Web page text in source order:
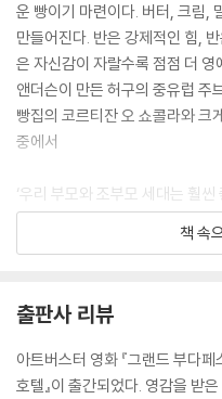
운 빵이기 마련이다. 버터, 크림,
만들어진다. 반은 강제적인 힘,
은 자신감이 자랄수록 점점 더
앤더슨이 만든 허구의 중유럽 주
빵집의 코르티잔 오 쇼콜라와 크
중에서
‘우리 부모와 조부모 세대는 훨
깔끔한 일직선으로 조용한 삶을
모르겠다. 그들은 진짜 고통에서
한 공포를 늘 새롭게 신경마다 느
명과 연결되어 있다. 비탄으로
저 너머의 역사와 시간을 살아가
책 속
출판사 리뷰
아트버스터 영화 『그랜드 부다페
호텔』이 출간되었다. 영감을 받